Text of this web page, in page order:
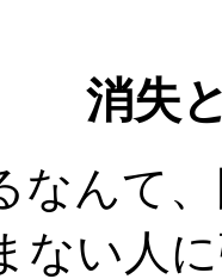
消失
なんて
ない人